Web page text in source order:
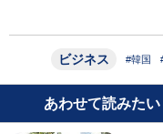
ビジネス #韓国
あわせて読みたい